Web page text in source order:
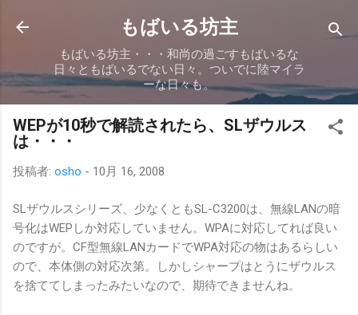
スキップしてメイン コンテンツに移動
もばいる坊主
もばいる坊主・・・和尚の過ごすもばいるな
日々ともばいるでない日々。ついでに陸マイラ
ーな日々も。
WEPが10秒で解読されたら、SLザウルス
は・・・
投稿者: osho - 10月 16, 2008
SLザウルスシリーズ、少なくともSL-C3200は、無線LANの暗
号化はWEPしか対応していません。WPAに対応してれば良い
のですが。CF型無線LANカードでWPA対応の物はあるらしい
ので、本体側の対応次第。しかしシャープはとうにザウルス
を捨ててしまったみたいなので、期待できませんね。